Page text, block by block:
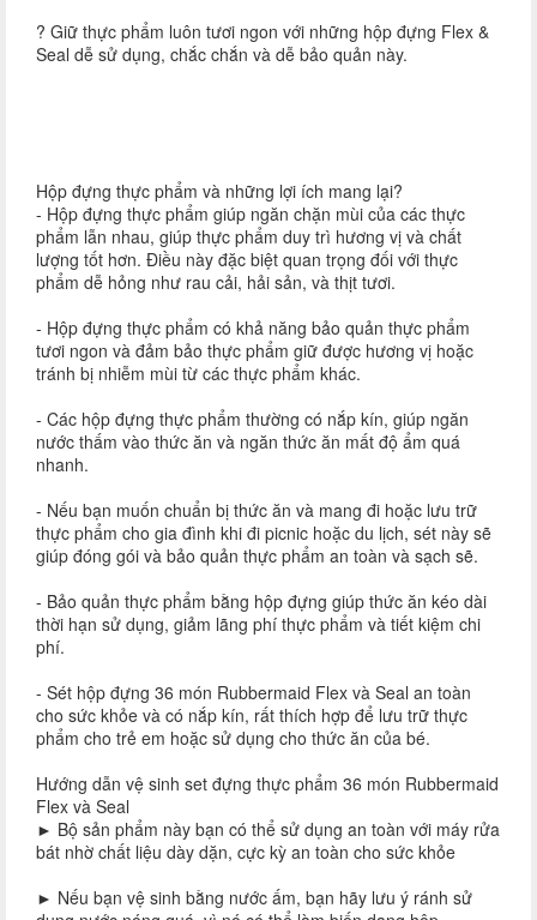
? Giữ thực phẩm luôn tươi ngon với những hộp đựng Flex &
Seal dễ sử dụng, chắc chắn và dễ bảo quản này.
Hộp đựng thực phẩm và những lợi ích mang lại?
- Hộp đựng thực phẩm giúp ngăn chặn mùi của các thực
phẩm lẫn nhau, giúp thực phẩm duy trì hương vị và chất
lượng tốt hơn. Điều này đặc biệt quan trọng đối với thực
phẩm dễ hỏng như rau cải, hải sản, và thịt tươi.
- Hộp đựng thực phẩm có khả năng bảo quản thực phẩm
tươi ngon và đảm bảo thực phẩm giữ được hương vị hoặc
tránh bị nhiễm mùi từ các thực phẩm khác.
- Các hộp đựng thực phẩm thường có nắp kín, giúp ngăn
nước thấm vào thức ăn và ngăn thức ăn mất độ ẩm quá
nhanh.
- Nếu bạn muốn chuẩn bị thức ăn và mang đi hoặc lưu trữ
thực phẩm cho gia đình khi đi picnic hoặc du lịch, sét này sẽ
giúp đóng gói và bảo quản thực phẩm an toàn và sạch sẽ.
- Bảo quản thực phẩm bằng hộp đựng giúp thức ăn kéo dài
thời hạn sử dụng, giảm lãng phí thực phẩm và tiết kiệm chi
phí.
- Sét hộp đựng 36 món Rubbermaid Flex và Seal an toàn
cho sức khỏe và có nắp kín, rất thích hợp để lưu trữ thực
phẩm cho trẻ em hoặc sử dụng cho thức ăn của bé.
Hướng dẫn vệ sinh set đựng thực phẩm 36 món Rubbermaid
Flex và Seal
► Bộ sản phẩm này bạn có thể sử dụng an toàn với máy rửa
bát nhờ chất liệu dày dặn, cực kỳ an toàn cho sức khỏe
► Nếu bạn vệ sinh bằng nước ấm, bạn hãy lưu ý ránh sử